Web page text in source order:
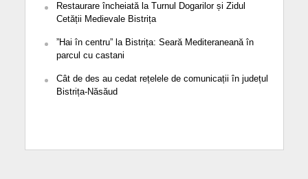
Restaurare încheiată la Turnul Dogarilor și Zidul
Cetății Medievale Bistrița
”Hai în centru” la Bistrița: Seară Mediteraneană în
parcul cu castani
Cât de des au cedat rețelele de comunicații în județul
Bistrița-Năsăud